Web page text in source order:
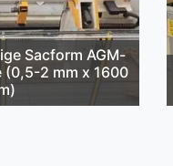
Sacform AGM-
(0,5-2 mm x 1600